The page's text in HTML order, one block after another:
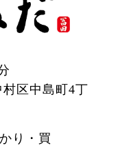
区中島町4丁
り・買